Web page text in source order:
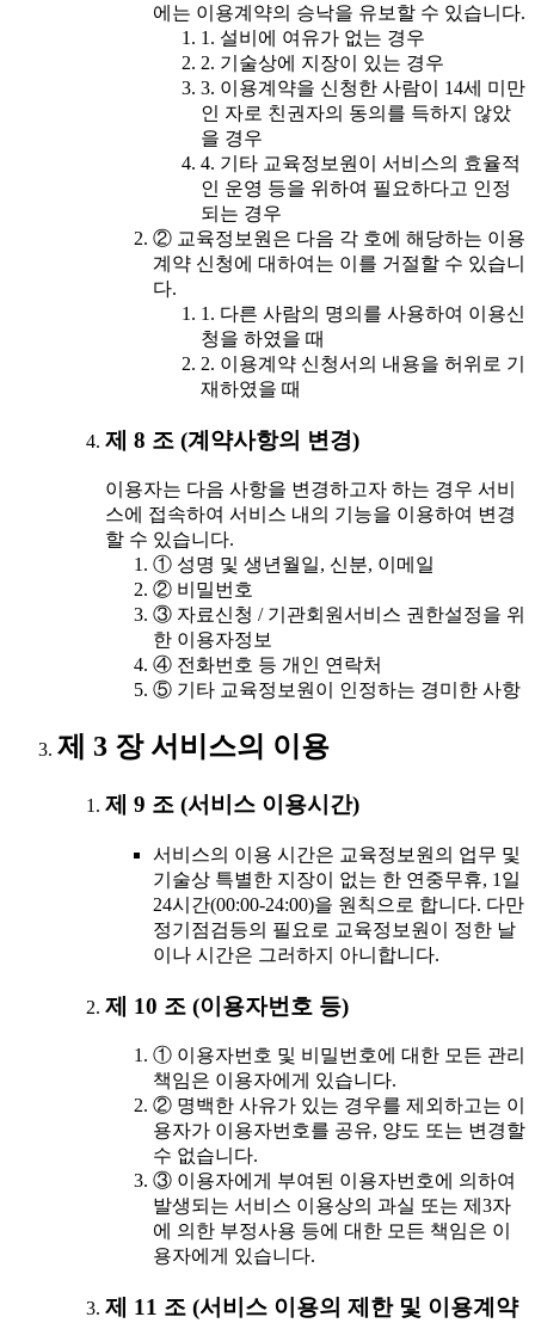
에는 이용계약의 승낙을 유보할 수 있습니다.
1. 설비에 여유가 없는 경우
2. 기술상에 지장이 있는 경우
3. 이용계약을 신청한 사람이 14세 미만
인 자로 친권자의 동의를 득하지 않았
을 경우
4. 기타 교육정보원이 서비스의 효율적
인 운영 등을 위하여 필요하다고 인정
되는 경우
② 교육정보원은 다음 각 호에 해당하는 이용
계약 신청에 대하여는 이를 거절할 수 있습니
다.
1. 다른 사람의 명의를 사용하여 이용신
청을 하였을 때
2. 이용계약 신청서의 내용을 허위로 기
재하였을 때
제 8 조 (계약사항의 변경)
이용자는 다음 사항을 변경하고자 하는 경우 서비
스에 접속하여 서비스 내의 기능을 이용하여 변경
할 수 있습니다.
① 성명 및 생년월일, 신분, 이메일
② 비밀번호
③ 자료신청 / 기관회원서비스 권한설정을 위
한 이용자정보
④ 전화번호 등 개인 연락처
⑤ 기타 교육정보원이 인정하는 경미한 사항
제 3 장 서비스의 이용
제 9 조 (서비스 이용시간)
서비스의 이용 시간은 교육정보원의 업무 및
기술상 특별한 지장이 없는 한 연중무휴, 1일
24시간(00:00-24:00)을 원칙으로 합니다. 다만
정기점검등의 필요로 교육정보원이 정한 날
이나 시간은 그러하지 아니합니다.
제 10 조 (이용자번호 등)
① 이용자번호 및 비밀번호에 대한 모든 관리
책임은 이용자에게 있습니다.
② 명백한 사유가 있는 경우를 제외하고는 이
용자가 이용자번호를 공유, 양도 또는 변경할
수 없습니다.
③ 이용자에게 부여된 이용자번호에 의하여
발생되는 서비스 이용상의 과실 또는 제3자
에 의한 부정사용 등에 대한 모든 책임은 이
용자에게 있습니다.
제 11 조 (서비스 이용의 제한 및 이용계약